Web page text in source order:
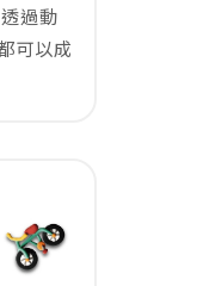
過動
可以成